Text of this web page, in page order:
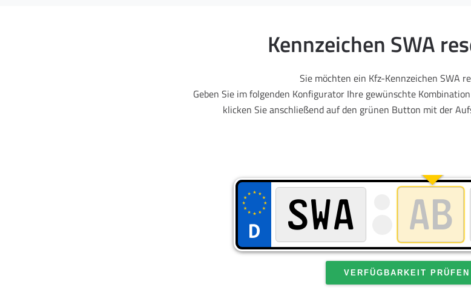
Kennzeichen SWA
Sie möchten ein Kfz-Kennzeichen SWA
Geben Sie im folgenden Konfigurator Ihre gewünschte
klicken Sie anschließend auf den grünen Button mit der
VERFÜGBARKEIT PRÜFEN